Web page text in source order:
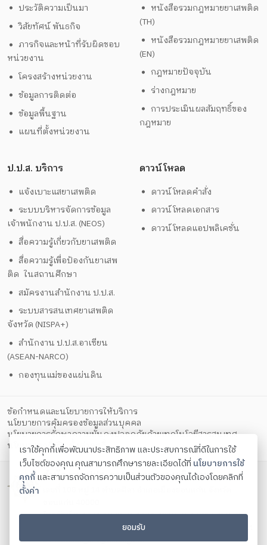
ประวัติความเป็นมา
วิสัยทัศน์ พันธกิจ
ภารกิจและหน้าที่รับผิดชอบ
หน่วยงาน
โครงสร้างหน่วยงาน
ข้อมูลการติดต่อ
ข้อมูลพื้นฐาน
แผนที่ตั้งหน่วยงาน
หนังสือรวมกฎหมายยาเสพติด
(TH)
หนังสือรวมกฎหมายยาเสพติด
(EN)
กฎหมายปัจจุบัน
ร่างกฎหมาย
การประเมินผลสัมฤทธิ์ของ
กฎหมาย
ป.ป.ส. บริการ
แจ้งเบาะแสยาเสพติด
ระบบบริหารจัดการข้อมูล
เจ้าพนักงาน ป.ป.ส. (NEOS)
สื่อความรู้เกี่ยวกับยาเสพติด
สื่อความรู้เพื่อป้องกันยาเสพ
ติด ในสถานศึกษา
สมัครงานสำนักงาน ป.ป.ส.
ระบบสารสนเทศยาเสพติด
จังหวัด (NISPA+)
สำนักงาน ป.ป.ส.อาเซียน
(ASEAN-NARCO)
กองทุนแม่ของแผ่นดิน
ดาวน์โหลด
ดาวน์โหลดคำสั่ง
ดาวน์โหลดเอกสาร
ดาวน์โหลดแอปพลิเคชั่น
ข้อกำหนดและนโยบายการให้บริการ
นโยบายการคุ้มครองข้อมูลส่วนบุคคล
นโยบายการรักษาความมั่นคงปลอดภัยด้วยเทคโนโลยีสารสนเทศ
นโยบายคุกกี้
ตั้งค่าคุกกี้
สำนักงาน ปปส. ภาค 4 กระทรวงยุติธรรม
โทรศัพท์ 0-4324-1029 , 0-4324-4019 , 0-4324-5459 , 0-
4324-6324 , 0-4324-6960 โทรสาร 0-4324-6790 Contact
us:saraban_or4@oncb.go.th
เราใช้คุกกี้เพื่อพัฒนาประสิทธิภาพ และประสบการณ์ที่ดีในการใช้
เว็บไซต์ของคุณ คุณสามารถศึกษารายละเอียดได้ที่ นโยบายการใช้
คุกกี้และสามารถจัดการความเป็นส่วนตัวของคุณได้เองโดยคลิกที่
ตั้งค่า
ยอมรับ